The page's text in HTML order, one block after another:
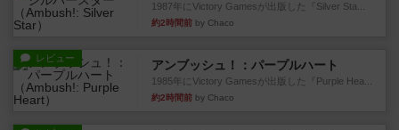
1987年にVictory Gamesが出版した『Silver Sta...
約2時間前 by Chaco
レビュー アンブッシュ！：パープルハート
1985年にVictory Gamesが出版した『Purple Hea...
約2時間前 by Chaco